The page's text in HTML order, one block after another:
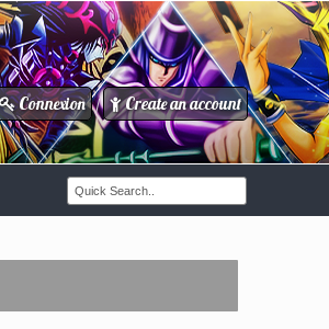
Connexion / Create an account